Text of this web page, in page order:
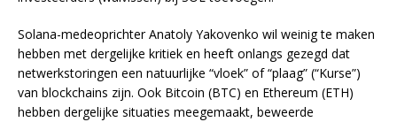
Solana-medeoprichter Anatoly Yakovenko wil weinig te maken
hebben met dergelijke kritiek en heeft onlangs gezegd dat
netwerkstoringen een natuurlijke “vloek” of “plaag” (“Kurse”)
van blockchains zijn. Ook Bitcoin (BTC) en Ethereum (ETH)
hebben dergelijke situaties meegemaakt, beweerde